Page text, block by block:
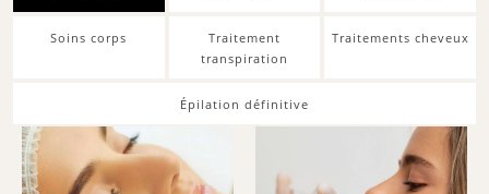
Soins corps
Traitement
transpiration
Traitements cheveux
Épilation définitive